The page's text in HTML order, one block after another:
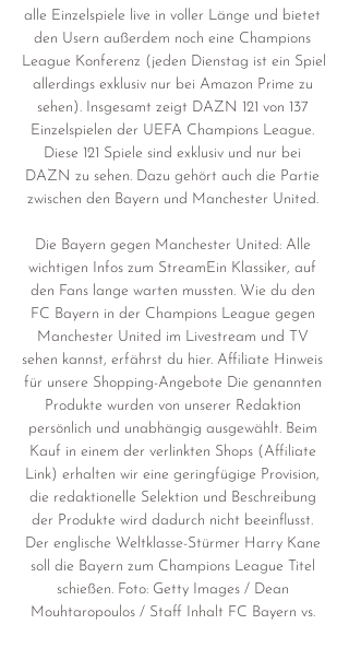
alle Einzelspiele live in voller Länge und bietet
den Usern außerdem noch eine Champions
League Konferenz (jeden Dienstag ist ein Spiel
allerdings exklusiv nur bei Amazon Prime zu
sehen). Insgesamt zeigt DAZN 121 von 137
Einzelspielen der UEFA Champions League.
Diese 121 Spiele sind exklusiv und nur bei
DAZN zu sehen. Dazu gehört auch die Partie
zwischen den Bayern und Manchester United.
Die Bayern gegen Manchester United: Alle
wichtigen Infos zum StreamEin Klassiker, auf
den Fans lange warten mussten. Wie du den
FC Bayern in der Champions League gegen
Manchester United im Livestream und TV
sehen kannst, erfährst du hier. Affiliate Hinweis
für unsere Shopping-Angebote Die genannten
Produkte wurden von unserer Redaktion
persönlich und unabhängig ausgewählt. Beim
Kauf in einem der verlinkten Shops (Affiliate
Link) erhalten wir eine geringfügige Provision,
die redaktionelle Selektion und Beschreibung
der Produkte wird dadurch nicht beeinflusst.
Der englische Weltklasse-Stürmer Harry Kane
soll die Bayern zum Champions League Titel
schießen. Foto: Getty Images / Dean
Mouhtaropoulos / Staff Inhalt FC Bayern vs.